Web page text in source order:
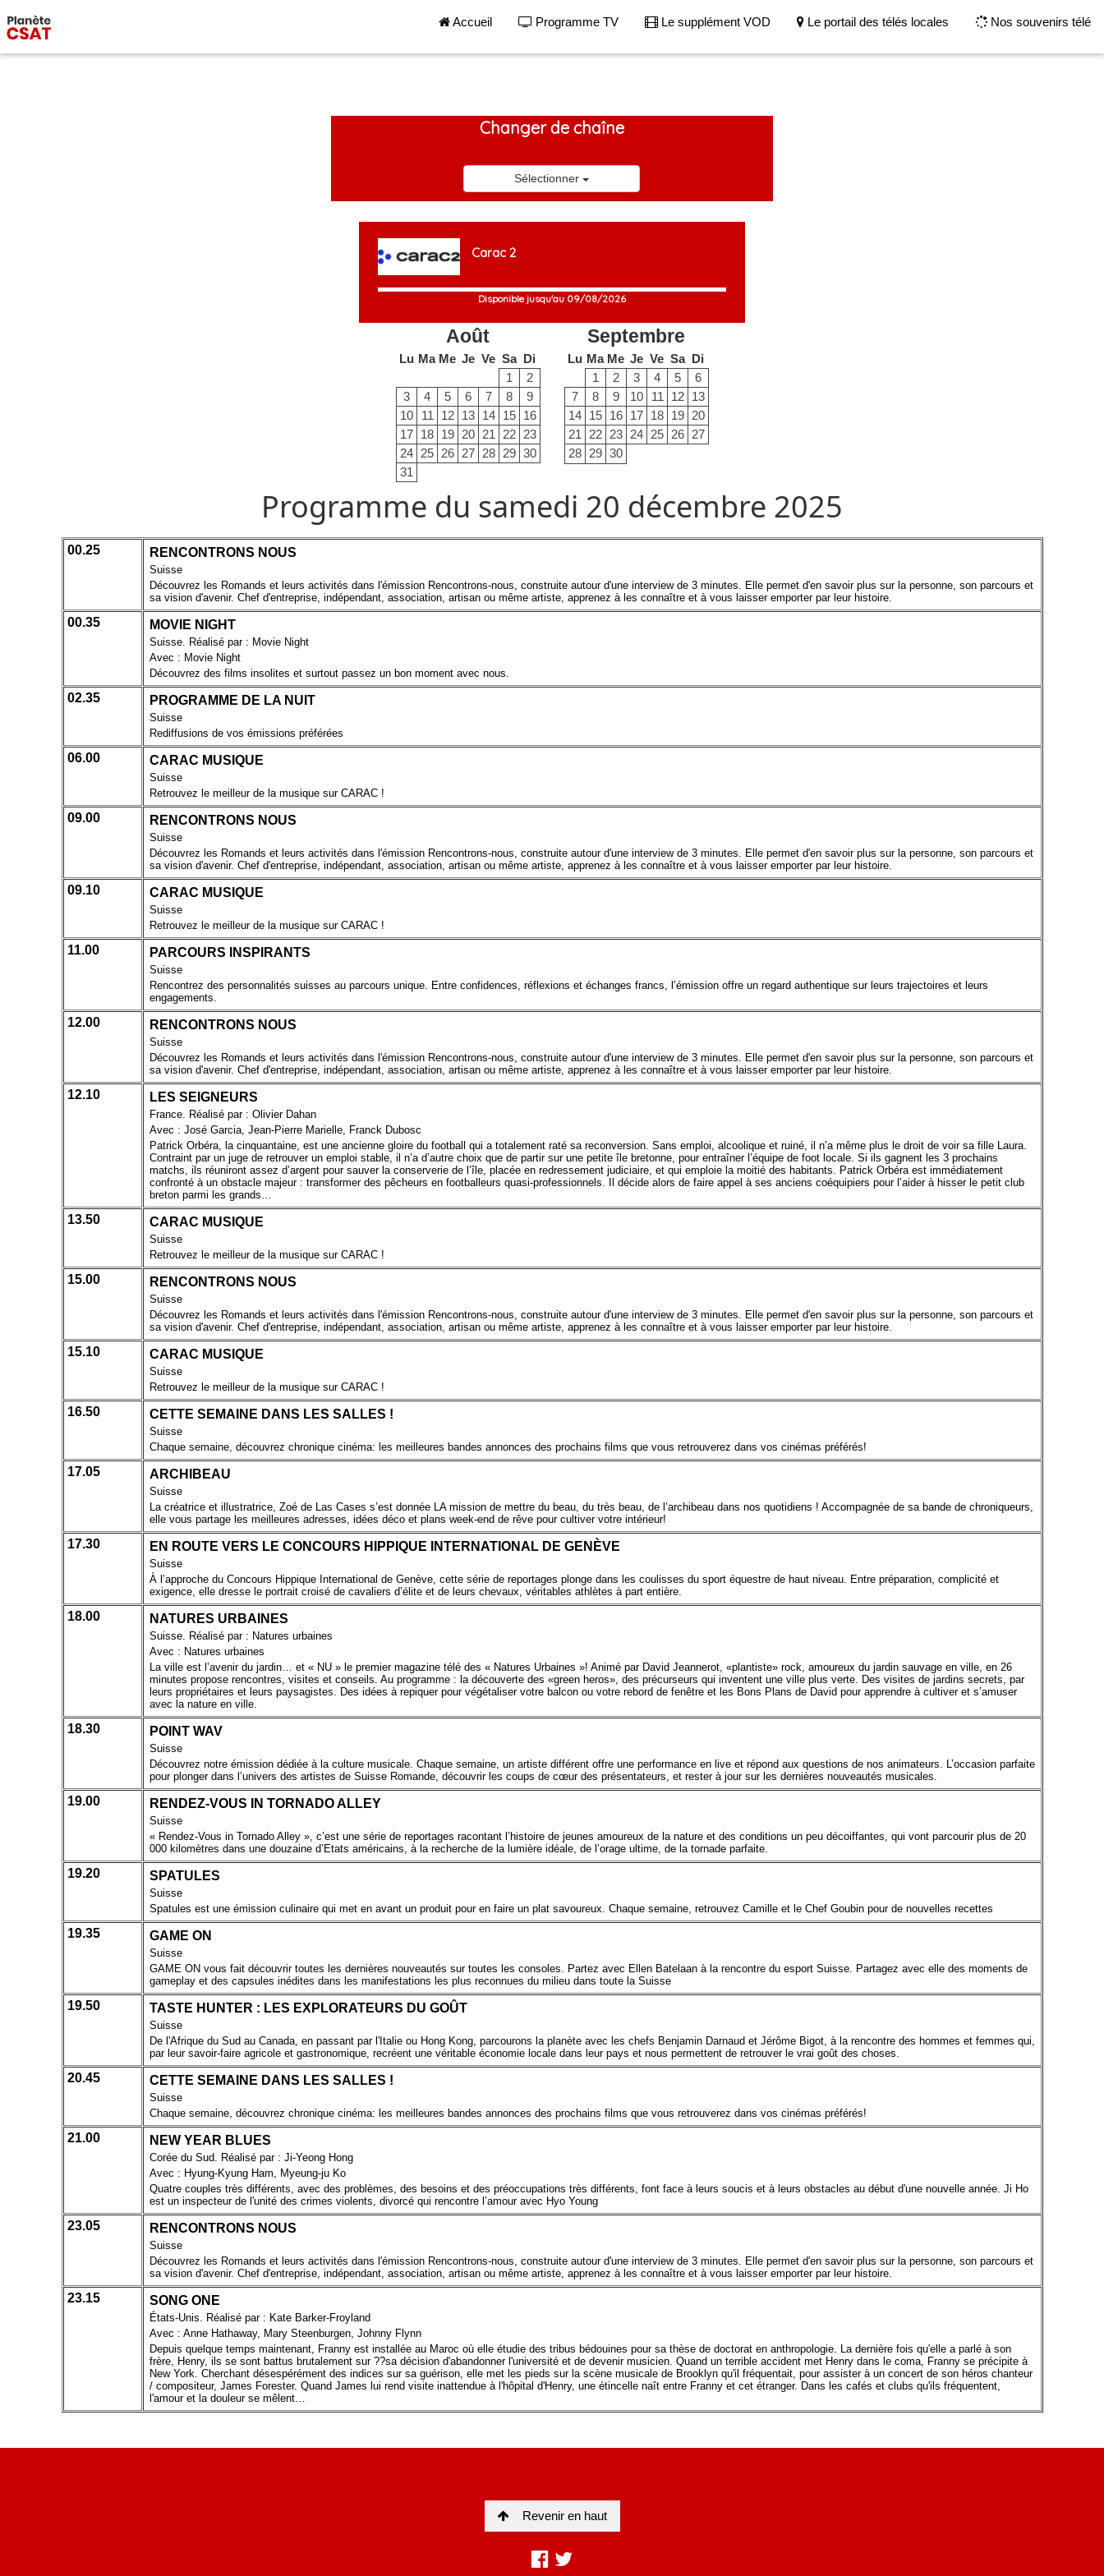
Accueil Programme TV Le supplément VOD Le portail des télés locales Nos souvenirs télé
Changer de chaîne
Sélectionner
Carac 2
Disponible jusqu'au 09/08/2026
Août
Lu Ma Me Je Ve Sa Di
1
2
3
4 5 6 7 8
9
10
11 12 13 14 15 16
17 18 19 20 21 22 23
24 25 26 27 28 29 30
31
Septembre
Lu Ma Me Je Ve Sa Di
1
2 3 4 5
6
7
8 9 10 11 12 13
14 15 16 17 18 19 20
21
22 23 24 25 26 27
28 29 30
Programme du samedi 20 décembre 2025
Revenir en haut